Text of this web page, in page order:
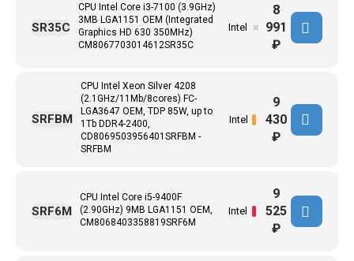
CPU Intel Core i3-7100 (3.9GHz)
3MB LGA1151 OEM (Integrated
Graphics HD 630 350MHz)
CM8067703014612SR35C
Intel
SR35C ✖
8
991
₽
CPU Intel Xeon Silver 4208
(2.1GHz/11Mb/8cores) FC-
LGA3647 ОЕМ, TDP 85W, up to
1Tb DDR4-2400,
CD8069503956401SRFBM -
SRFBM
Intel
SRFBM
9
430
₽
CPU Intel Core i5-9400F
(2.90GHz) 9MB LGA1151 OEM,
CM8068403358819SRF6M
Intel
SRF6M
9
525
₽